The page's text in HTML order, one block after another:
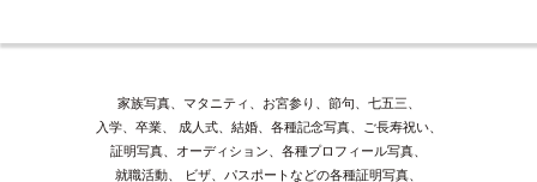
家族写真、マタニティ、お宮参り、節句、七五三、
入学、卒業、
成人式、結婚、各種記念写真、ご長寿祝い、
証明写真、オーディション、各種プロフィール写真、
就職活動、
ビザ、パスポートなどの各種証明写真、